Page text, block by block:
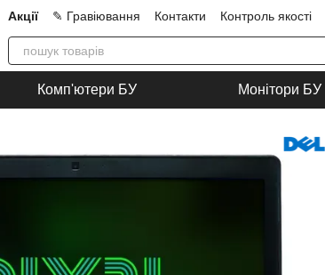
Акції ✎ Гравіювання Контакти Контроль якості
Про нас
Блог Співпраця Угода користувача
Комп'ютери БУ Монітори БУ